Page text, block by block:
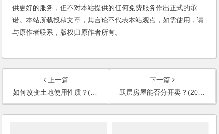
供更好的服务，但不对本站提供的任何免费服务作出正式的承
诺。本站所载投稿文章，其言论不代表本站观点，如需使用，请
与原作者联系，版权归原作者所有。
上一篇
如何改变土地使用性质？(2002)
下一篇
跃层房屋能否分开卖？(2002)